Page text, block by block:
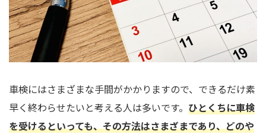
車検にはさまざまな手間がかかりますので、できるだけ素
早く終わらせたいと考える人は多いです。 ひとくちに車検
を受けるといっても、その方法はさまざまであり、どのや